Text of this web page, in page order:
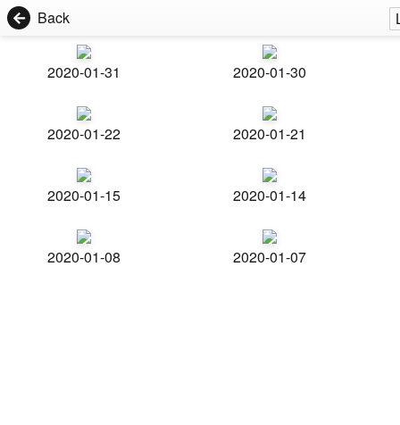
Back
2020-01-31 2020-01-30
2020-01-22 2020-01-21
2020-01-15 2020-01-14
2020-01-08 2020-01-07